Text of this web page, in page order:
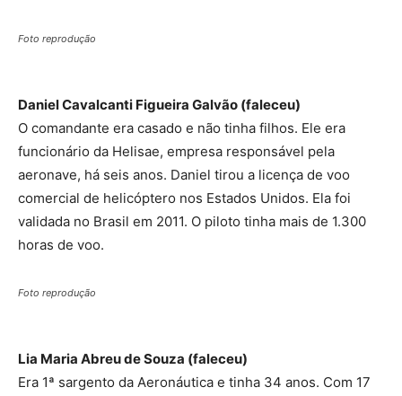
Foto reprodução
Daniel Cavalcanti Figueira Galvão (faleceu)
O comandante era casado e não tinha filhos. Ele era
funcionário da Helisae, empresa responsável pela
aeronave, há seis anos. Daniel tirou a licença de voo
comercial de helicóptero nos Estados Unidos. Ela foi
validada no Brasil em 2011. O piloto tinha mais de 1.300
horas de voo.
Foto reprodução
Lia Maria Abreu de Souza (faleceu)
Era 1ª sargento da Aeronáutica e tinha 34 anos. Com 17